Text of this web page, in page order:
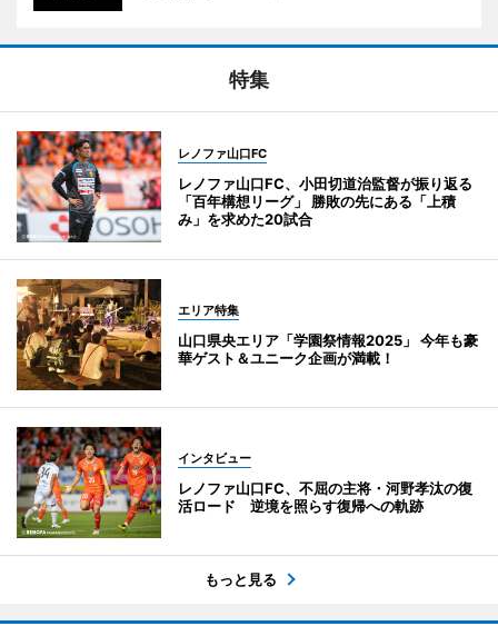
特集
レノファ山口FC
レノファ山口FC、小田切道治監督が振り返る
「百年構想リーグ」 勝敗の先にある「上積
み」を求めた20試合
エリア特集
山口県央エリア「学園祭情報2025」 今年も豪
華ゲスト＆ユニーク企画が満載！
インタビュー
レノファ山口FC、不屈の主将・河野孝汰の復
活ロード 逆境を照らす復帰への軌跡
もっと見る